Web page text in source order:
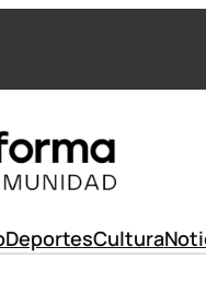
DeportesCultura